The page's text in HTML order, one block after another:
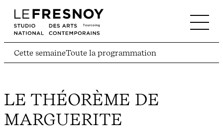
Cette semaineToute la programmation
LE THÉORÈME DE
MARGUERITE